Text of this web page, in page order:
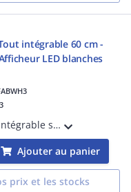
intégrable 60 cm -
LED blanches
Lave-vaisselle intégrable sous-plan ¿Années 50¿, White - 13 couverts - Moteur inverter 2.0, Bandeau de commande inox anti-trace, Cuve et porte inox - PROGRAMMES / FONCTIONS : 11 programmes dont: Hygiène 99,9%, Progr. 1 heure, Silence (- 2 d
Ajouter au panier
prix et les stocks